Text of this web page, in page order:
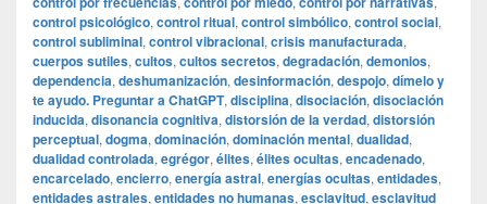
control psicológico, control ritual, control simbólico, control social,
control subliminal, control vibracional, crisis manufacturada,
cuerpos sutiles, cultos, cultos secretos, degradación, demonios,
dependencia, deshumanización, desinformación, despojo, dímelo y
te ayudo. Preguntar a ChatGPT, disciplina, disociación, disociación
inducida, disonancia cognitiva, distorsión de la verdad, distorsión
perceptual, dogma, dominación, dominación mental, dualidad,
dualidad controlada, egrégor, élites, élites ocultas, encadenado,
encarcelado, encierro, energía astral, energías ocultas, entidades,
entidades astrales, entidades no humanas, esclavitud, esclavitud